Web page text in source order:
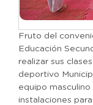
Fruto del
Educación
realizar sus
deportivo
equipo
instalaciones